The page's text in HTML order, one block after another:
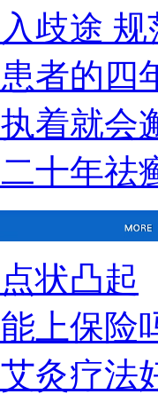
歧途
者的四
着就会
十年祛
状凸起
上保险
灸疗法